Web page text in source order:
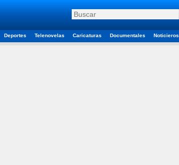
Deportes Telenovelas Caricaturas Documentales Noticieros